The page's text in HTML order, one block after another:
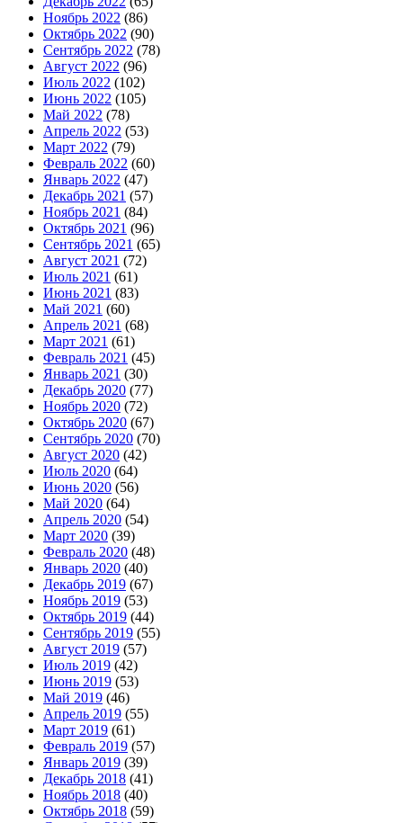
Ноябрь 2022 (86)
Октябрь 2022 (90)
Сентябрь 2022 (78)
Август 2022 (96)
Июль 2022 (102)
Июнь 2022 (105)
Май 2022 (78)
Апрель 2022 (53)
Март 2022 (79)
Февраль 2022 (60)
Январь 2022 (47)
Декабрь 2021 (57)
Ноябрь 2021 (84)
Октябрь 2021 (96)
Сентябрь 2021 (65)
Август 2021 (72)
Июль 2021 (61)
Июнь 2021 (83)
Май 2021 (60)
Апрель 2021 (68)
Март 2021 (61)
Февраль 2021 (45)
Январь 2021 (30)
Декабрь 2020 (77)
Ноябрь 2020 (72)
Октябрь 2020 (67)
Сентябрь 2020 (70)
Август 2020 (42)
Июль 2020 (64)
Июнь 2020 (56)
Май 2020 (64)
Апрель 2020 (54)
Март 2020 (39)
Февраль 2020 (48)
Январь 2020 (40)
Декабрь 2019 (67)
Ноябрь 2019 (53)
Октябрь 2019 (44)
Сентябрь 2019 (55)
Август 2019 (57)
Июль 2019 (42)
Июнь 2019 (53)
Май 2019 (46)
Апрель 2019 (55)
Март 2019 (61)
Февраль 2019 (57)
Январь 2019 (39)
Декабрь 2018 (41)
Ноябрь 2018 (40)
Октябрь 2018 (59)